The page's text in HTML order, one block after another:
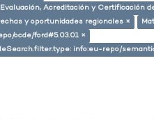
Acreditación y Certificación
y oportunidades regionales ×
ocde/ford#5.03.01 ×
info:eu-repo/